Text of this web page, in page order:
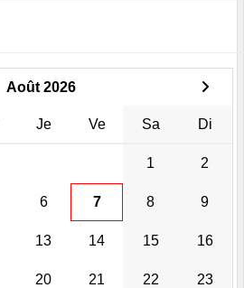
Août 2026
Je Ve Sa Di
1 2
6 7 8 9
13 14 15 16
20 21 22 23